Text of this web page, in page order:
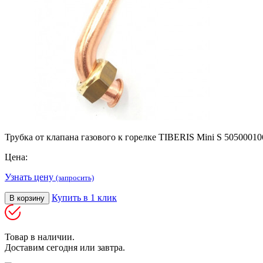
Трубка от клапана газового к горелке TIBERIS Mini S
Цена:
Узнать цену (запросить)
В корзину Купить в 1 клик
Товар в наличии.
Доставим сегодня или завтра.